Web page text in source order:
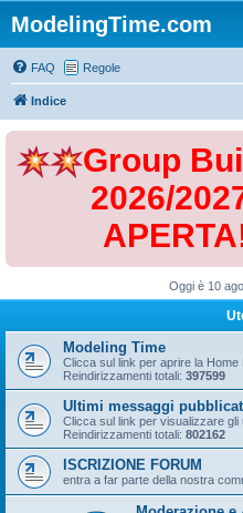
ModelingTime.com
FAQ Regole
Indice
Group
2026/
Oggi è 10
Modeling Time
Clicca sul link per aprire la Home
Reindirizzamenti totali: 397599
Ultimi messaggi
Clicca sul link per visualizzare gli
Reindirizzamenti totali: 802162
ISCRIZIONE FORUM
entra a far parte della nostra